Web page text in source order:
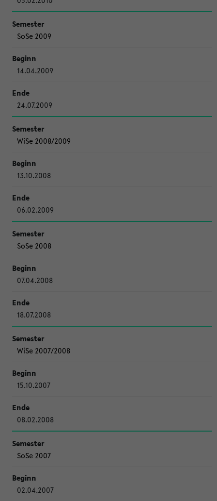
SoSe 2009
14.04.2009
24.07.2009
WiSe 2008/2009
13.10.2008
06.02.2009
SoSe 2008
07.04.2008
18.07.2008
WiSe 2007/2008
15.10.2007
08.02.2008
SoSe 2007
02.04.2007